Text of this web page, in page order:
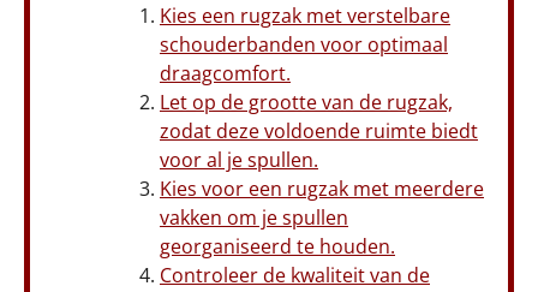
Kies een rugzak met verstelbare
schouderbanden voor optimaal
draagcomfort.
Let op de grootte van de rugzak,
zodat deze voldoende ruimte biedt
voor al je spullen.
Kies voor een rugzak met meerdere
vakken om je spullen
georganiseerd te houden.
Controleer de kwaliteit van de